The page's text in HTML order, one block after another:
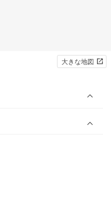
大きな地図